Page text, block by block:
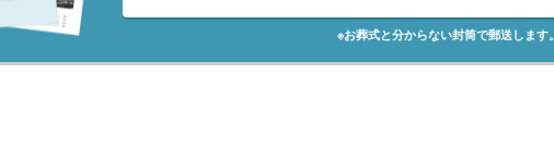
※お葬式と分からない封筒で郵送します。